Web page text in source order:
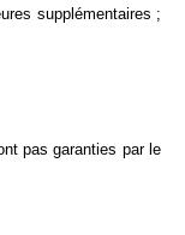
supplémentaires ;
pas garanties par le